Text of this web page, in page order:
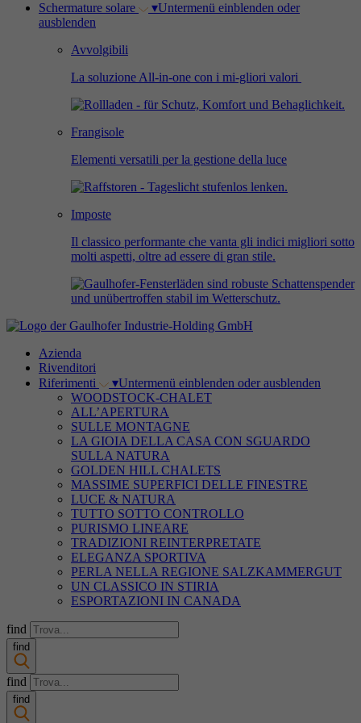
Schermature solare ▾Untermenü einblenden oder
ausblenden
Avvolgibili
La soluzione All-in-one con i mi-gliori valori
Frangisole
Elementi versatili per la gestione della luce
Imposte
Il classico performante che vanta gli indici migliori sotto
molti aspetti, oltre ad essere di gran stile.
Azienda
Rivenditori
Riferimenti
▾Untermenü einblenden oder ausblenden
WOODSTOCK-CHALET
ALL’APERTURA
SULLE MONTAGNE
LA GIOIA DELLA CASA CON SGUARDO
SULLA NATURA
GOLDEN HILL CHALETS
MASSIME SUPERFICI DELLE FINESTRE
LUCE & NATURA
TUTTO SOTTO CONTROLLO
PURISMO LINEARE
TRADIZIONI REINTERPRETATE
ELEGANZA SPORTIVA
PERLA NELLA REGIONE SALZKAMMERGUT
UN CLASSICO IN STIRIA
ESPORTAZIONI IN CANADA
find
find
find
find